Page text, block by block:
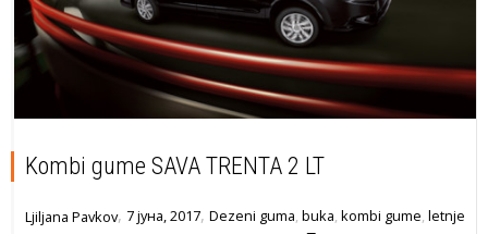
Kombi gume SAVA TRENTA 2 LT
Ljiljana Pavkov, 7 јуна, 2017, Dezeni guma, buka, kombi gume, letnje